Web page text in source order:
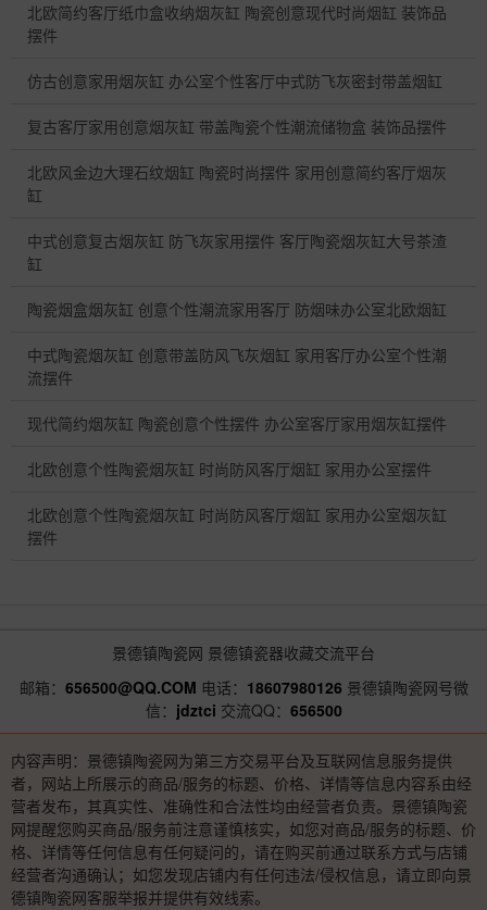
北欧简约客厅纸巾盒收纳烟灰缸 陶瓷创意现代时尚烟缸 装饰品
摆件
仿古创意家用烟灰缸 办公室个性客厅中式防飞灰密封带盖烟缸
复古客厅家用创意烟灰缸 带盖陶瓷个性潮流储物盒 装饰品摆件
北欧风金边大理石纹烟缸 陶瓷时尚摆件 家用创意简约客厅烟灰
缸
中式创意复古烟灰缸 防飞灰家用摆件 客厅陶瓷烟灰缸大号茶渣
缸
陶瓷烟盒烟灰缸 创意个性潮流家用客厅 防烟味办公室北欧烟缸
中式陶瓷烟灰缸 创意带盖防风飞灰烟缸 家用客厅办公室个性潮
流摆件
现代简约烟灰缸 陶瓷创意个性摆件 办公室客厅家用烟灰缸摆件
北欧创意个性陶瓷烟灰缸 时尚防风客厅烟缸 家用办公室摆件
北欧创意个性陶瓷烟灰缸 时尚防风客厅烟缸 家用办公室烟灰缸
摆件
景德镇陶瓷网 景德镇瓷器收藏交流平台
邮箱： 656500@QQ.COM 电话： 18607980126 景德镇陶瓷网号微
信： jdztci 交流QQ： 656500
内容声明：景德镇陶瓷网为第三方交易平台及互联网信息服务提供
者，网站上所展示的商品/服务的标题、价格、详情等信息内容系由经
营者发布，其真实性、准确性和合法性均由经营者负责。景德镇陶瓷
网提醒您购买商品/服务前注意谨慎核实，如您对商品/服务的标题、价
格、详情等任何信息有任何疑问的，请在购买前通过联系方式与店铺
经营者沟通确认；如您发现店铺内有任何违法/侵权信息，请立即向景
德镇陶瓷网客服举报并提供有效线索。